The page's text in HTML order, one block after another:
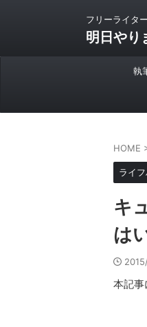
フリーライタ
明日やり
執
HOME
ライ
キ
は
本記事